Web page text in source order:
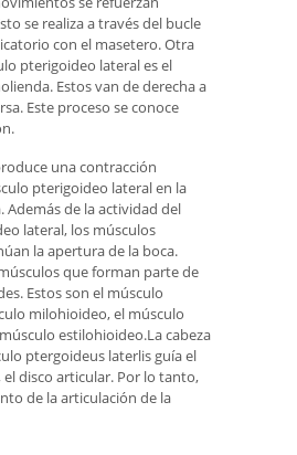
se realiza a través del bucle
con el masetero. Otra
pterigoideo lateral es el
Estos van de derecha a
Este proceso se conoce
una contracción
pterigoideo lateral en la
Además de la actividad del
lateral, los músculos
la apertura de la boca.
que forman parte de
Estos son el músculo
milohioideo, el músculo
estilohioideo.La cabeza
ptergoideus laterlis guía el
disco articular. Por lo tanto,
de la articulación de la